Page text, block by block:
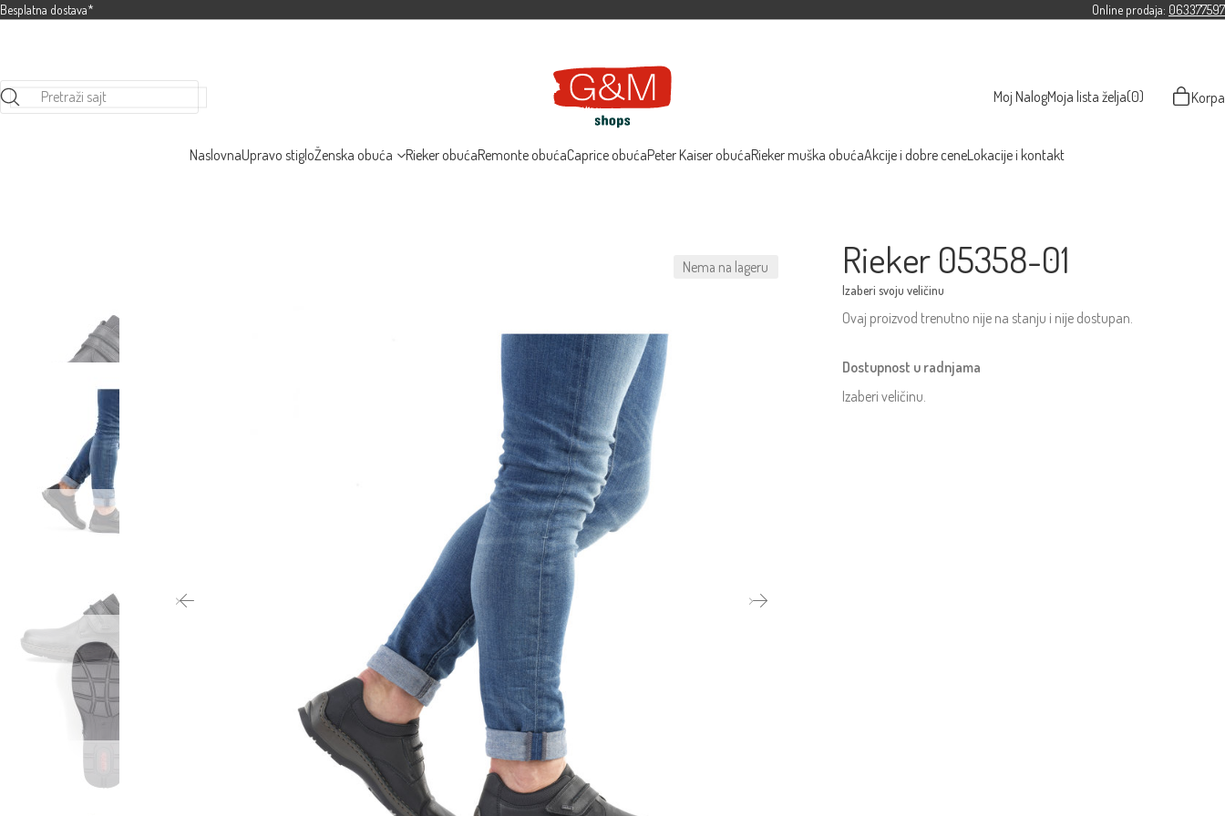
Besplatna dostava* Online prodaja: 063377597
Pretraži sajt Moj NalogMoja lista želja(0) Korpa
NaslovnaUpravo stigloŽenska obuća Rieker obućaRemonte obućaCaprice obućaPeter Kaiser obućaRieker muška obućaAkcije i dobre ceneLokacije i kontakt
Nema na lageru Rieker 05358-01
Ovaj proizvod trenutno nije na stanju i nije dostupan.
Dostupnost u radnjama
Izaberi veličinu.